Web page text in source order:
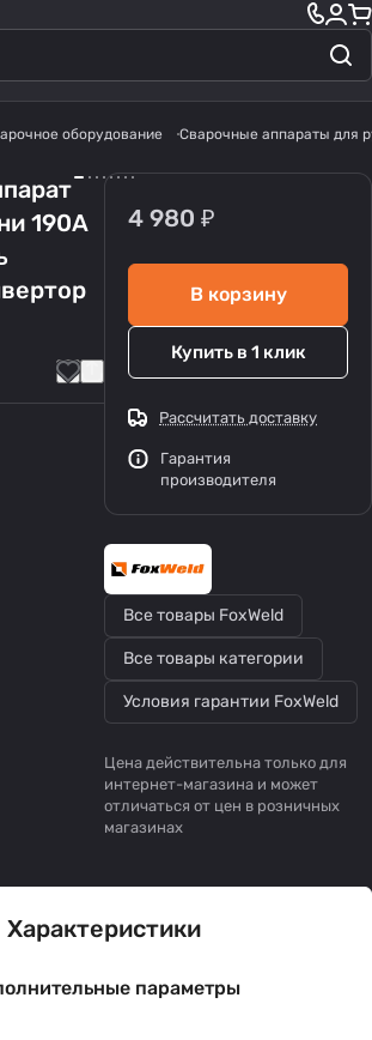
оборудование Сварочные аппараты для
190А
4 980 ₽
В корзину
Купить в 1 клик
Рассчитать доставку
Гарантия
производителя
Все товары FoxWeld
Все товары категории
Условия гарантии FoxWeld
Цена действительна только для
интернет-магазина и может
отличаться от цен в розничных
магазинах
Характеристики
параметры